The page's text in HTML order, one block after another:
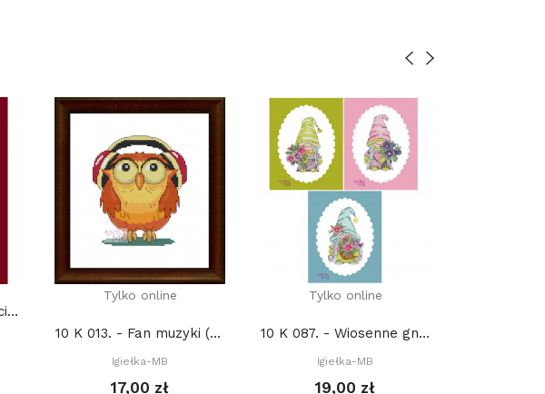
2294. - Folkowi przyjaciele z lasu. Lis (PDF)
Tylko online
10 K 013. - Fan muzyki (PDF)
Igiełka-MB
17,00 zł
Tylko online
10 K 087. - Wiosenne gnomy (PDF)
Igiełka-MB
19,00 zł